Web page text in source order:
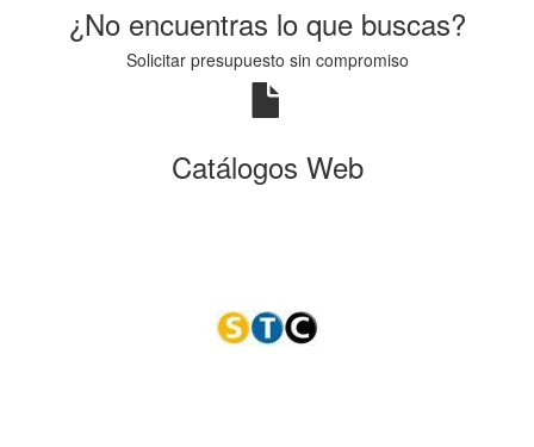
¿No encuentras lo que buscas?
Solicitar presupuesto sin compromiso
Catálogos Web